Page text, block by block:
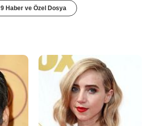
9 Haber ve Özel Dosya